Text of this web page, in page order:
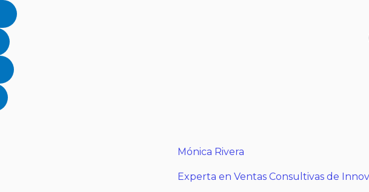
Mónica Rivera
Experta en Ventas Consultivas de